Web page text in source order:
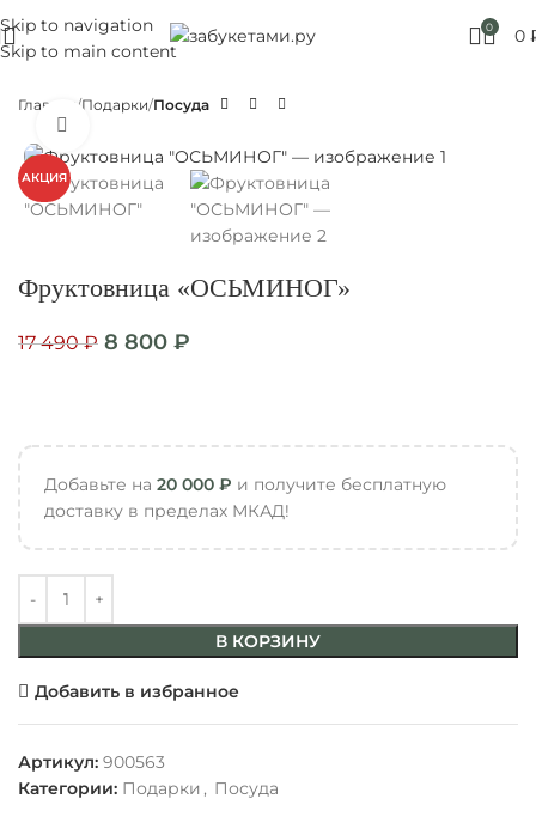
Skip to navigation
Skip to main content
0 0
Главная Подарки Посуда
АКЦИЯ
Фруктовница «ОСЬМИНОГ»
17 490₽ 8 800 ₽
Добавьте на 20 000 ₽ и получите бесплатную
доставку в пределах МКАД!
В КОРЗИНУ
Добавить в избранное
Артикул: 900563
Категории: Подарки , Посуда
Москве! Выбирайте!